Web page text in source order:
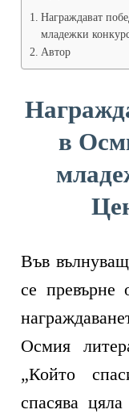
Награждават
младежки
Автор
в
Във
се превърне
Осмия
„Който
спасява